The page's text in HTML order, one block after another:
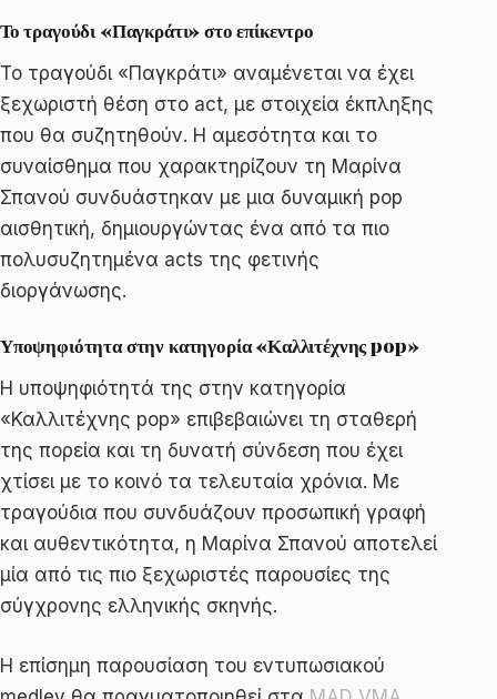
Το τραγούδι «Παγκράτι» στο επίκεντρο
Το τραγούδι «Παγκράτι» αναμένεται να έχει
ξεχωριστή θέση στο act, με στοιχεία έκπληξης
που θα συζητηθούν. Η αμεσότητα και το
συναίσθημα που χαρακτηρίζουν τη Μαρίνα
Σπανού συνδυάστηκαν με μια δυναμική pop
αισθητική, δημιουργώντας ένα από τα πιο
πολυσυζητημένα acts της φετινής
διοργάνωσης.
Υποψηφιότητα στην κατηγορία «Καλλιτέχνης pop»
Η υποψηφιότητά της στην κατηγορία
«Καλλιτέχνης pop» επιβεβαιώνει τη σταθερή
της πορεία και τη δυνατή σύνδεση που έχει
χτίσει με το κοινό τα τελευταία χρόνια. Με
τραγούδια που συνδυάζουν προσωπική γραφή
και αυθεντικότητα, η Μαρίνα Σπανού αποτελεί
μία από τις πιο ξεχωριστές παρουσίες της
σύγχρονης ελληνικής σκηνής.
Η επίσημη παρουσίαση του εντυπωσιακού